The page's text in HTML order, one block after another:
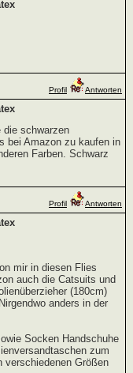
Profil Antworten
die schwarzen
bei Amazon zu kaufen in
Farben. Schwarz
Profil
Antworten
mir in diesen Flies
auch die Catsuits und
(180cm)
anders in der
Socken Handschuhe
zum
verschiedenen Größen